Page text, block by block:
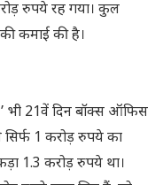
रुपये रह गया। कुल
कमाई की है।
भी 21वें दिन बॉक्स ऑफिस
सिर्फ 1 करोड़ रुपये का
1.3 करोड़ रुपये था।